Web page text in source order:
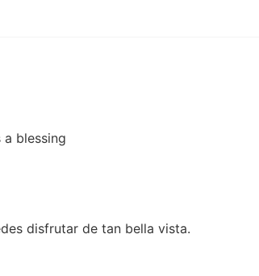
a blessing
disfrutar de tan bella vista.